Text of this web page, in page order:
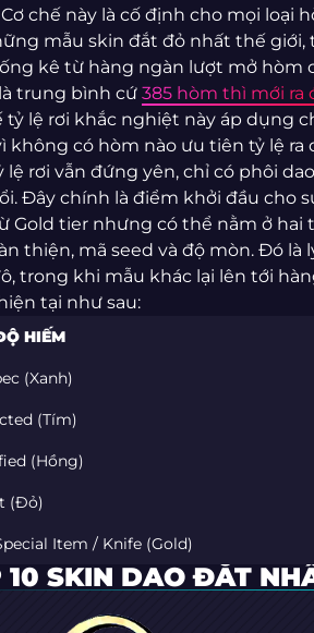
Cơ chế này là cố định cho mọi loại
mẫu skin đắt đỏ nhất thế giới,
kê từ hàng ngàn lượt mở hòm
trung bình cứ 385 hòm thì mới ra
tỷ lệ rơi khắc nghiệt này áp dụng
không có hòm nào ưu tiên tỷ lệ ra
lệ rơi vẫn đứng yên, chỉ có phôi
Đây chính là điểm khởi đầu cho
Gold tier nhưng có thể nằm ở
thiện, mã seed và độ mòn. Đó là
trong khi mẫu khác lại lên tới
tại như sau:
HIẾM
(Xanh)
(Tím)
(Hồng)
(Đỏ)
Item / Knife (Gold)
10 SKIN DAO ĐẮT